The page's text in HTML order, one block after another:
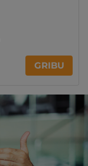
GRIBU